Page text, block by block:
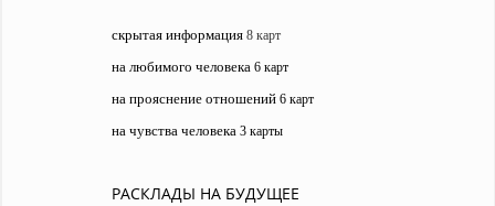
скрытая информация 8 карт
на любимого человека 6 карт
на прояснение отношений 6 карт
на чувства человека 3 карты
РАСКЛАДЫ НА БУДУЩЕЕ